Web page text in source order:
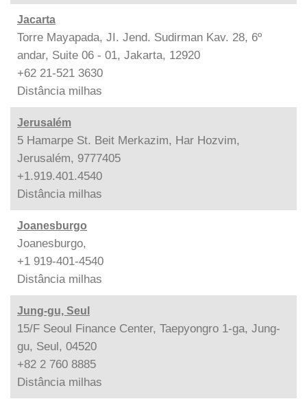
Jacarta
Torre Mayapada, JI. Jend. Sudirman Kav. 28, 6º
andar, Suite 06 - 01, Jakarta, 12920
+62 21-521 3630
Distância milhas
Jerusalém
5 Hamarpe St. Beit Merkazim, Har Hozvim,
Jerusalém, 9777405
+1.919.401.4540
Distância milhas
Joanesburgo
Joanesburgo,
+1 919-401-4540
Distância milhas
Jung-gu, Seul
15/F Seoul Finance Center, Taepyongro 1-ga, Jung-
gu, Seul, 04520
+82 2 760 8885
Distância milhas